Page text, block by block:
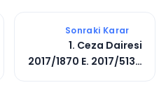
Sonraki Karar
1. Ceza Dairesi
2017/1870 E. 2017/5130